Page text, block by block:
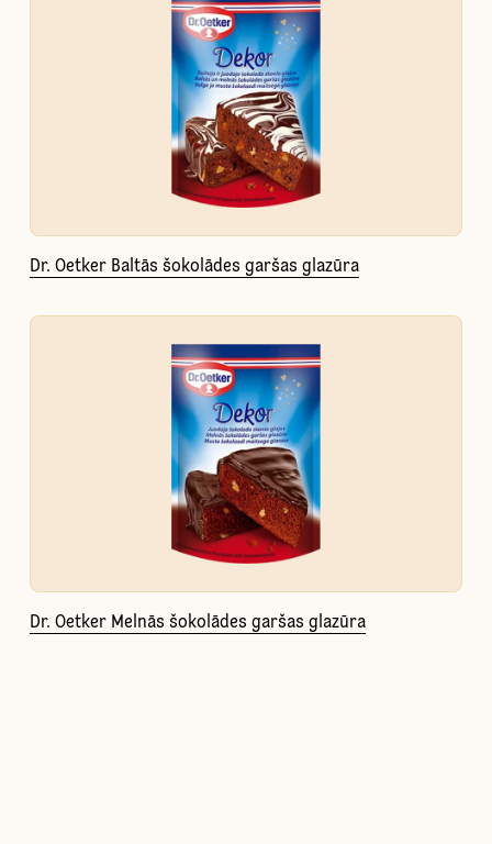
Dr. Oetker Baltās šokolādes garšas glazūra
Dr. Oetker Melnās šokolādes garšas glazūra